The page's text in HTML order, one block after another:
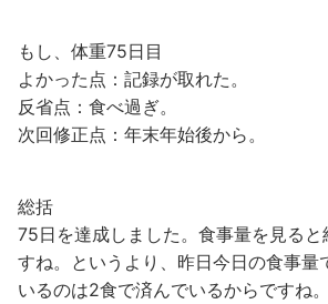
もし、体重75日目
よかった点：記録が取れた。
反省点：食べ過ぎ。
次回修正点：年末年始後から。
総括
75日を達成しました。食事量を見る
すね。というより、昨日今日の食事量
いるのは2食で済んでいるからですね